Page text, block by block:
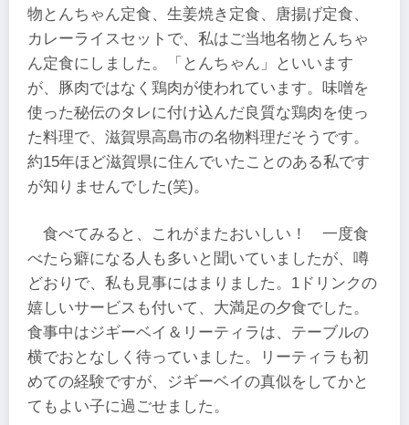
物とんちゃん定食、生姜焼き定食、唐揚げ定食、
カレーライスセットで、私はご当地名物とんちゃ
ん定食にしました。「とんちゃん」といいます
が、豚肉ではなく鶏肉が使われています。味噌を
使った秘伝のタレに付け込んだ良質な鶏肉を使っ
た料理で、滋賀県高島市の名物料理だそうです。
約15年ほど滋賀県に住んでいたことのある私です
が知りませんでした(笑)。
食べてみると、これがまたおいしい！ 一度食
べたら癖になる人も多いと聞いていましたが、噂
どおりで、私も見事にはまりました。1ドリンクの
嬉しいサービスも付いて、大満足の夕食でした。
食事中はジギーベイ＆リーティラは、テーブルの
横でおとなしく待っていました。リーティラも初
めての経験ですが、ジギーベイの真似をしてかと
てもよい子に過ごせました。